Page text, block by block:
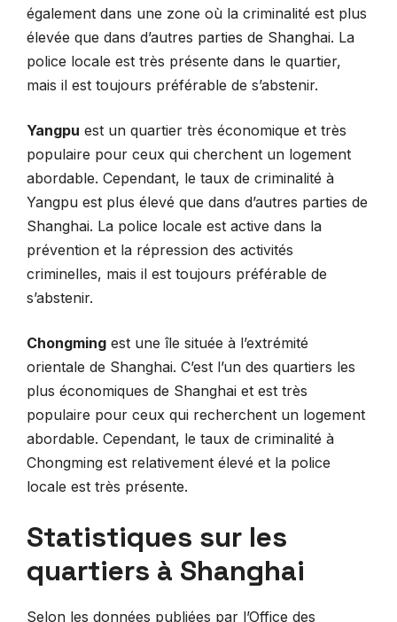
également dans une zone où la criminalité est plus
élevée que dans d’autres parties de Shanghai. La
police locale est très présente dans le quartier,
mais il est toujours préférable de s’abstenir.
Yangpu est un quartier très économique et très
populaire pour ceux qui cherchent un logement
abordable. Cependant, le taux de criminalité à
Yangpu est plus élevé que dans d’autres parties de
Shanghai. La police locale est active dans la
prévention et la répression des activités
criminelles, mais il est toujours préférable de
s’abstenir.
Chongming est une île située à l’extrémité
orientale de Shanghai. C’est l’un des quartiers les
plus économiques de Shanghai et est très
populaire pour ceux qui recherchent un logement
abordable. Cependant, le taux de criminalité à
Chongming est relativement élevé et la police
locale est très présente.
Statistiques sur les
quartiers à Shanghai
Selon les données publiées par l’Office des